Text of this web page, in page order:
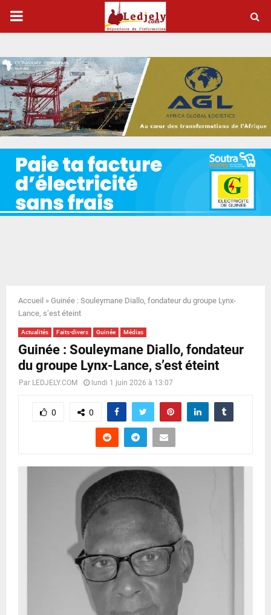
P
I
M
A
R
Y
N
U
Accueil » Guinée : Souleymane Diallo, fondateur du groupe Lynx-
Lance, s’est éteint
Actualités Faits-divers Guinée Médias
Guinée : Souleymane Diallo, fondateur
du groupe Lynx-Lance, s’est éteint
Par LEDJELY.COM lundi 1 juin 2026 à 13:07
0 0